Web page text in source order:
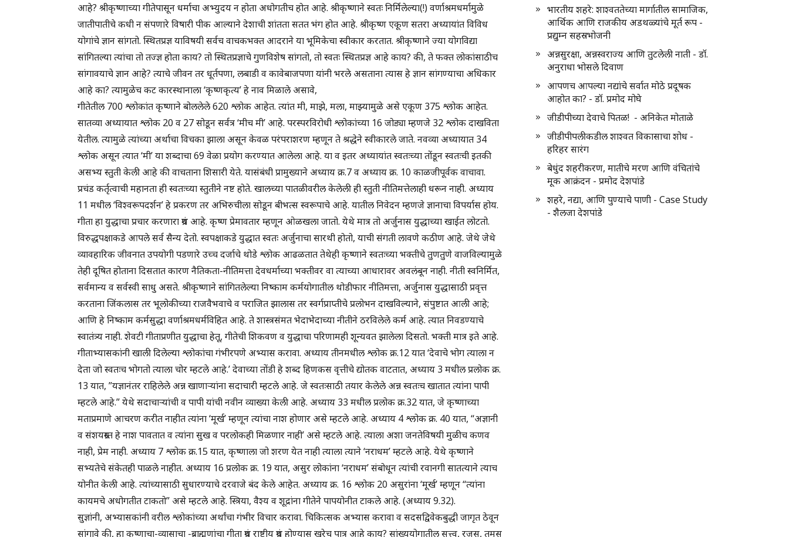
आहे? श्रीकृष्णाच्या गीतेपासून धर्माचा अभ्युदय न होता अधोगतीच होत आहे. श्रीकृष्णाने स्वतः निर्मिलेल्या(!) वर्णाश्रमधर्मामुळे
जातीपातीचे कधी न संपणारे विषारी पीक आल्याने देशाची शांतता सतत भंग होत आहे. श्रीकृष्ण एकूण सतरा अध्यायांत विविध
योगांचे ज्ञान सांगतो. स्थितप्रज्ञ याविषयी सर्वच वाचकभक्त आदराने या भूमिकेचा स्वीकार करतात. श्रीकृष्णाने ज्या योगविद्या
सांगितल्या त्यांचा तो तज्ज्ञ होता काय? तो स्थितप्रज्ञाचे गुणविशेष सांगतो, तो स्वतः स्थितप्रज्ञ आहे काय? की, ते फक्त लोकांसाठीच
सांगावयाचे ज्ञान आहे? त्याचे जीवन तर धूर्तपणा, लबाडी व कावेबाजपणा यांनी भरले असताना त्यास हे ज्ञान सांगण्याचा अधिकार
आहे का? त्यामुळेच कट कारस्थानाला ‘कृष्णकृत्य’ हे नाव मिळाले असावे,
गीतेतील 700 श्लोकांत कृष्णाने बोललेले 620 श्लोक आहेत. त्यांत मी, माझे, मला, माझ्यामुळे असे एकूण 375 श्लोक आहेत.
सातव्या अध्यायात श्लोक 20 व 27 सोडून सर्वत्र ‘मीच मी’ आहे. परस्परविरोधी श्लोकांच्या 16 जोड्या म्हणजे 32 श्लोक दाखविता
येतील. त्यामुळे त्यांच्या अर्थाचा विचका झाला असून केवळ परंपराशरण म्हणून ते श्रद्धेने स्वीकारले जाते. नवव्या अध्यायात 34
श्लोक असून त्यात ‘मी’ या शब्दाचा 69 वेळा प्रयोग करण्यात आलेला आहे. या व इतर अध्यायांत स्वतःच्या तोंडून स्वतःची इतकी
असभ्य स्तुती केली आहे की वाचताना शिसारी येते. यासंबंधी प्रामुख्याने अध्याय क्र.7 व अध्याय क्र. 10 काळजीपूर्वक वाचावा.
प्रचंड कर्तृत्वाची महानता ही स्वतःच्या स्तुतीने नष्ट होते. खालच्या पातळीवरील केलेली ही स्तुती नीतिमत्तेलाही धरून नाही. अध्याय
11 मधील ‘विश्वरूपदर्शन’ हे प्रकरण तर अभिरुचीला सोडून बीभत्स स्वरूपाचे आहे. यातील निवेदन म्हणजे ज्ञानाचा विपर्यास होय.
गीता हा युद्धाचा प्रचार करणारा ग्रंथ आहे. कृष्ण प्रेमावतार म्हणून ओळखला जातो. येथे मात्र तो अर्जुनास युद्धाच्या खाईत लोटतो.
विरुद्धपक्षाकडे आपले सर्व सैन्य देतो. स्वपक्षाकडे युद्धात स्वतः अर्जुनाचा सारथी होतो, याची संगती लावणे कठीण आहे. जेथे जेथे
व्यावहारिक जीवनात उपयोगी पडणारे उच्च दर्जाचे थोडे श्लोक आढळतात तेथेही कृष्णाने स्वतःच्या भक्तीचे तुणतुणे वाजविल्यामुळे
तेही दूषित होताना दिसतात कारण नैतिकता-नीतिमत्ता देवधर्माच्या भक्तीवर वा त्याच्या आधारावर अवलंबून नाही. नीती स्वनिर्मित,
सर्वमान्य व सर्वस्वी साधु असते. श्रीकृष्णाने सांगितलेल्या निष्काम कर्मयोगातील थोडीफार नीतिमत्ता, अर्जुनास युद्धासाठी प्रवृत्त
करताना जिंकलास तर भूलोकीच्या राजवैभवाचे व पराजित झालास तर स्वर्गप्राप्तीचे प्रलोभन दाखविल्याने, संपुष्टात आली आहे;
आणि हे निष्काम कर्मसुद्धा वर्णाश्रमधर्मविहित आहे. ते शास्त्रसंमत भेदाभेदाच्या नीतीने ठरविलेले कर्म आहे. त्यात निवडण्याचे
स्वातंत्र्य नाही. शेवटी गीताप्रणीत युद्धाचा हेतू, गीतेची शिकवण व युद्धाचा परिणामही शून्यवत झालेला दिसतो. भक्ती मात्र इते आहे.
गीताभ्यासकांनी खाली दिलेल्या श्लोकांचा गंभीरपणे अभ्यास करावा. अध्याय तीनमधील श्लोक क्र.12 यात ‘देवाचे भोग त्याला न
देता जो स्वतःच भोगतो त्याला चोर म्हटले आहे.’ देवाच्या तोंडी हे शब्द हिणकस वृत्तीचे द्योतक वाटतात, अध्याय 3 मधील प्रलोक क्र.
13 यात, ”यज्ञानंतर राहिलेले अन्न खाणाऱ्यांना सदाचारी म्हटले आहे. जे स्वतःसाठी तयार केलेले अन्न स्वतःच खातात त्यांना पापी
म्हटले आहे.” येथे सदाचाऱ्यांची व पापी यांची नवीन व्याख्या केली आहे. अध्याय 33 मधील प्रलोक क्र.32 यात, जे कृष्णाच्या
मताप्रमाणे आचरण करीत नाहीत त्यांना ‘मूर्ख’ म्हणून त्यांचा नाश होणार असे म्हटले आहे. अध्याय 4 श्लोक क्र. 40 यात, “अज्ञानी
व संशयग्रस्त हे नाश पावतात व त्यांना सुख व परलोकही मिळणार नाही’ असे म्हटले आहे. त्याला अशा जनतेविषयी मुळीच कणव
नाही, प्रेम नाही. अध्याय 7 श्लोक क्र.15 यात, कृष्णाला जो शरण येत नाही त्याला त्याने ‘नराधम’ म्हटले आहे. येथे कृष्णाने
सभ्यतेचे संकेतही पाळले नाहीत. अध्याय 16 प्रलोक क्र. 19 यात, असुर लोकांना ‘नराधम’ संबोधून त्यांची रवानगी सातत्याने त्याच
योनीत केली आहे. त्यांच्यासाठी सुधारण्याचे दरवाजे बंद केले आहेत. अध्याय क्र. 16 श्लोक 20 असुरांना ‘मूर्ख’ म्हणून “त्यांना
कायमचे अधोगतीत टाकतो” असे म्हटले आहे. स्त्रिया, वैश्य व शूद्रांना गीतेने पापयोनीत टाकले आहे. (अध्याय 9.32).
सुज्ञांनी, अभ्यासकांनी वरील श्लोकांच्या अर्थांचा गंभीर विचार करावा. चिकित्सक अभ्यास करावा व सदसद्विवेकबुद्धी जागृत ठेवून
सांगावे की, हा कृष्णाचा-व्यासाचा -ब्राह्मणांचा गीता ग्रंथ राष्ट्रीय ग्रंथ होण्यास खरेच पात्र आहे काय? सांख्ययोगातील सत्त्व, रजस्, तमस्
भारतीय शहरे: शाश्वततेच्या मार्गातील सामाजिक,
आर्थिक आणि राजकीय अडथळ्यांचे मूर्त रूप -
प्रद्युम्न सहस्रभोजनी
अन्नसुरक्षा, अन्नस्वराज्य आणि तुटलेली नाती - डॉ.
अनुराधा भोसले दिवाण
आपणच आपल्या नद्यांचे सर्वात मोठे प्रदूषक
आहोत का? - डॉ. प्रमोद मोघे
जीडीपीच्या देवाचे पितळ! - अनिकेत मोताळे
जीडीपीपलीकडील शाश्वत विकासाचा शोध -
हरिहर सारंग
बेधुंद शहरीकरण, मातीचे मरण आणि वंचितांचे
मूक आक्रंदन - प्रमोद देशपांडे
शहरे, नद्या, आणि पुण्याचे पाणी - Case Study
- शैलजा देशपांडे